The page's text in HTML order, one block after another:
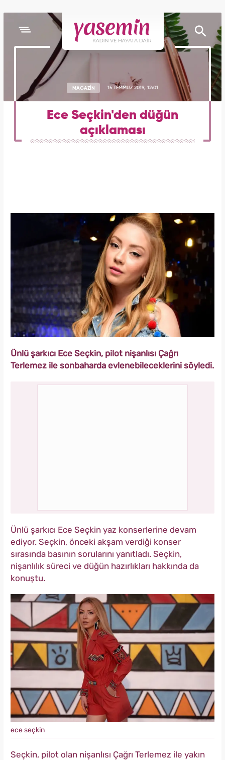
MAGAZİN 15 TEMMUZ 2019, 12:01
Ece Seçkin'den düğün
açıklaması
Ünlü şarkıcı Ece Seçkin, pilot nişanlısı Çağrı
Terlemez ile sonbaharda evlenebileceklerini söyledi.
Ünlü şarkıcı Ece Seçkin yaz konserlerine devam
ediyor. Seçkin, önceki akşam verdiği konser
sırasında basının sorularını yanıtladı. Seçkin,
nişanlılık süreci ve düğün hazırlıkları hakkında da
konuştu.
ece seçkin
Seçkin, pilot olan nişanlısı Çağrı Terlemez ile yakın